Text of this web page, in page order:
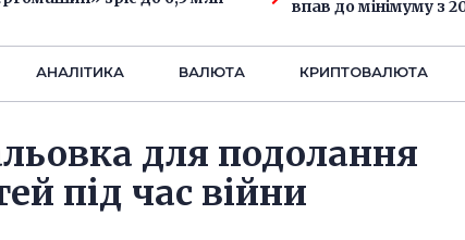
впав до мінімуму з
АНАЛIТИКА ВАЛЮТА КРИПТОВАЛЮТА
для подолання
під час війни